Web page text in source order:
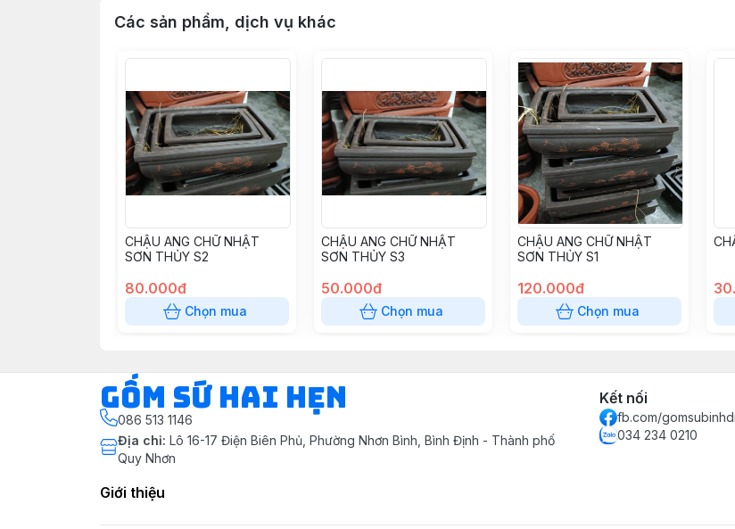
Các sản phẩm, dịch vụ khác
CHẬU ANG CHỮ NHẬT
SƠN THỦY S2
80.000đ
Chọn mua
CHẬU ANG CHỮ NHẬT
SƠN THỦY S3
50.000đ
Chọn mua
CHẬU ANG CHỮ NHẬT
SƠN THỦY S1
120.000đ
Chọn mua
Gốm Sứ Hai Hẹn
086 513 1146
Địa chỉ: Lô 16-17 Điện Biên Phủ, Phường Nhơn Bình, Bình Định - Thành phố
Quy Nhơn
Kết nối
fb.com/
034 234 0210
Giới thiệu